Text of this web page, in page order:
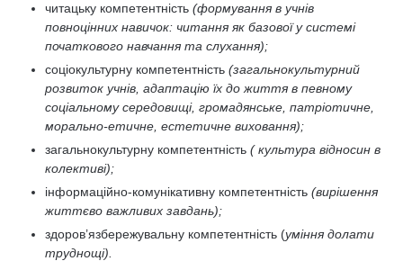
читацьку компетентність (формування в учнів
повноцінних навичок: читання як базової у системі
початкового навчання та слухання);
соціокультурну компетентність (загальнокультурний
розвиток учнів, адаптацію їх до життя в певному
соціальному середовищі, громадянське, патріотичне,
морально-етичне, естетичне виховання);
загальнокультурну компетентність ( культура відносин в
колективі);
інформаційно-комунікативну компетентність (вирішення
життєво важливих завдань);
здоров’язбережувальну компетентність (уміння долати
труднощі).